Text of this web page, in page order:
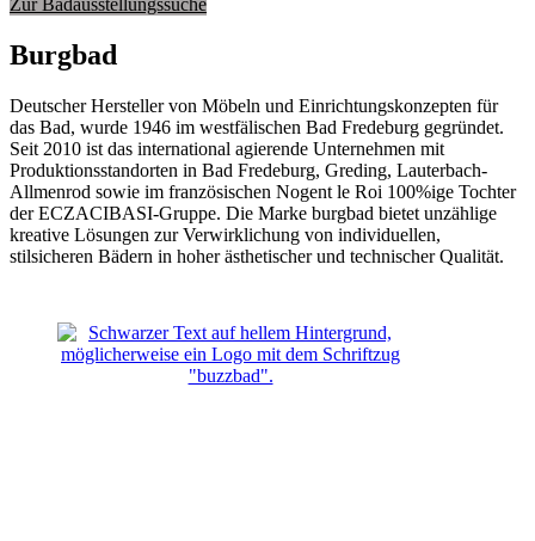
Zur Badausstellungssuche
Burgbad
Deutscher Hersteller von Möbeln und Ein­richtungskonzepten für
das Bad, wurde 1946 im westfälischen Bad Fredeburg gegründet.
Seit 2010 ist das international agierende Unternehmen mit
Produktionsstandorten in Bad Fredeburg, Greding, Lauterbach-
Allmenrod sowie im französischen Nogent le Roi 100%ige Tochter
der ECZACIBASI­-Gruppe. Die Marke burgbad bietet unzählige
kreative Lösungen zur Verwirklichung von individuellen,
stilsicheren Bädern in hoher ästhetischer und technischer Qualität.